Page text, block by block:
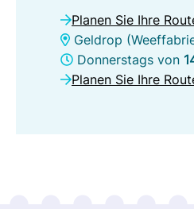
Planen Sie Ihre
Geldrop
Donnerstags von
Planen Sie Ihre